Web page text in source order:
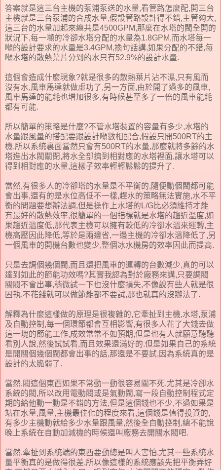
答案就是這三台主機的泵浦泵送的水量,看管路怎麼配,開三台
主機就是三台泵浦的合成水量,假設管路設計得不錯,主管夠大,
這三台的水量加起來總共是4500GPM,那麼在水塔的閥全開的
狀況下,每一噸的冷卻水塔分配的水量為1.8GPM,而水塔每一
噸的設計要求的水量是3.4GPM,換句話講,如果分配的不錯,每
噸水塔的散熱葉片分到的水只有52.9%的設計水量.
這個會造成什麼現象?就是很多的散熱葉片沾不濕,只有風而
沒有水,風車馬達就做虛功了,另一方面,由於開了過多的風車,
風車馬達的能耗也增加很多,有時候甚至多了一倍的風車能耗
都有可能.
所以簡單的策略是什麼?不管水塔裝置的容量有多少,水塔的
水量跟風量的搭配要跟設計噸數相配合,假設只開500RT的主
機,所以系統裏面當然只會有500RT的水量,那麼就將多餘的水
塔進出水閥關閉,將水全部擠到相對應的水塔裡面,讓水塔可以
得到相對應的水量,這樣子效率輕輕鬆鬆的提升了.
當然,有很多人的冷卻塔的水量是不平衡的,隨便動個閥都可能
會出事,還有的是水位高低不一樣,趕水的策略無法實施,水不平
衡的問題要想辦法調,但是操作上水塔的L/G比必須維持才能
有最好的散熱效率,很簡單的一個指標就是水塔的趨近溫度,如
果趨近溫度低,那代表主機可以擁有較低的冷卻水溫來運轉,主
機高壓因此降低,等於是兩邊省,一邊主機的冷卻水溫降低了,另
一個風車的開機台數也變少,整個冰水機房的效率因此而提高.
只是去調個幾個閥,而且還把風車的運轉的台數減少,真的可以
達到如此的節能功效嗎?其實我認為對於廠務來講,只要調閥
關閥不會出事,稍微試一下也沒什麼損失,不像說有些人就是很
固執,不花錢就可以做節能都不要試,那也就真的沒辦法了.
解釋為什麼這樣做的原理是很複雜的,它牽扯到主機,水塔,泵浦
及自動控制,每一個環節都會互相影響,有很多人花了大錢去做
這一塊的節能工作,成效常常不如預期,但是也有人就願意聽聽
看別人說,然後試試看,而且效果還滿好的.但是如果自己的系統
是開關個幾個閥都會出事的話,那還是不要試,因為系統真的是
設計的太脆弱了.
當然,閥這個東西如果不常動一動很容易關不死,尤其是冷卻水
系統的閥,所以改用電動閥或是氣動閥,寫一段自動控制程式定
期的給他動一動是不錯的方法,但是這個錢也不少,不過如果是
站在水量,風量,主機最佳化的程度來看,這個錢是值得投資的,
有多少主機動就給多少水量跟風量,然後全自動控制,總不能說
晚上系統在自動加減機的時候還叫廠務去開關水閥吧.
當然,牽扯到系統端的東西要動總是叫人害怕,尤其一些系統水
量平衡真的是做得很差,所以像這樣的系統應該先把平衡弄好